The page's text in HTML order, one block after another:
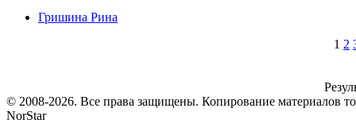
Гришина Рина
1 2
© 2008-2026. Все права защищены. Копирование материалов
NorStar